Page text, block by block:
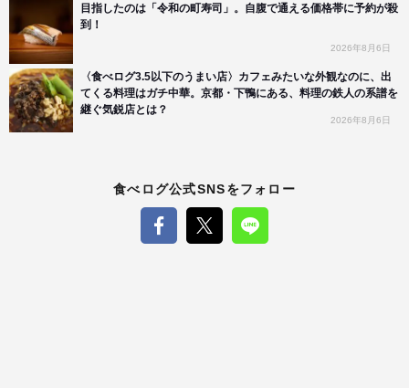
目指したのは「令和の町寿司」。自腹で通える価格帯に予約が殺
到！
2026年8月6日
〈食べログ3.5以下のうまい店〉カフェみたいな外観なのに、出
てくる料理はガチ中華。京都・下鴨にある、料理の鉄人の系譜を
継ぐ気鋭店とは？
2026年8月6日
食べログ公式SNSをフォロー